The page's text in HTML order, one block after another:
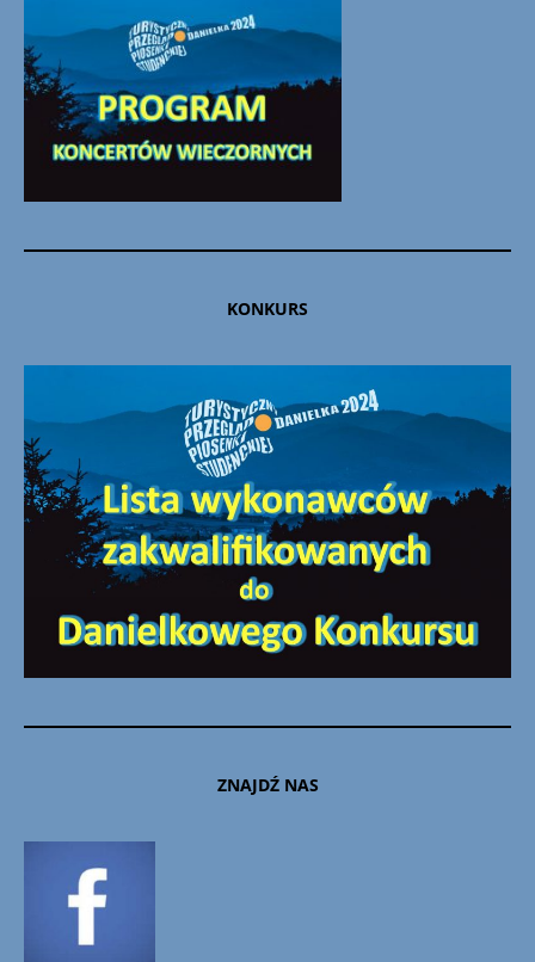
KONKURS
ZNAJDŹ NAS